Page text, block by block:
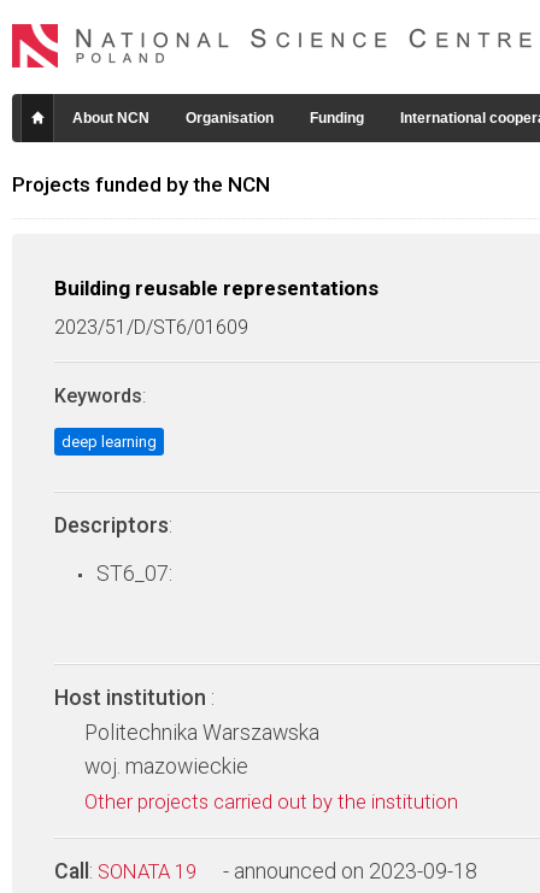
About NCN Organisation Funding International
Projects funded by the NCN
Building reusable representations
2023/51/D/ST6/01609
Keywords:
deep learning
Descriptors:
ST6_07:
Host institution :
Politechnika Warszawska
woj. mazowieckie
Other projects carried out by the institution
Call : SONATA 19 - announced on 2023-09-18